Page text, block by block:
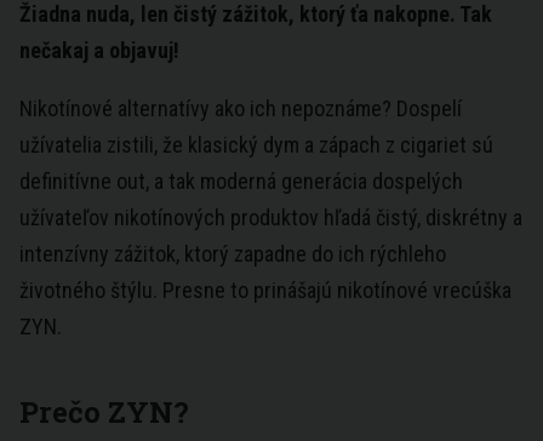
Žiadna nuda, len čistý zážitok, ktorý ťa nakopne. Tak
nečakaj a objavuj!
Nikotínové alternatívy ako ich nepoznáme? Dospelí
užívatelia zistili, že klasický dym a zápach z cigariet sú
definitívne out, a tak moderná generácia dospelých
užívateľov nikotínových produktov hľadá čistý, diskrétny a
intenzívny zážitok, ktorý zapadne do ich rýchleho
životného štýlu. Presne to prinášajú nikotínové vrecúška
ZYN.
Prečo ZYN?